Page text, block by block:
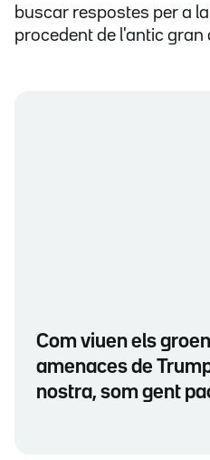
buscar respostes per a
procedent de l'antic gran
Com viuen els
amenaces de
nostra, som gent